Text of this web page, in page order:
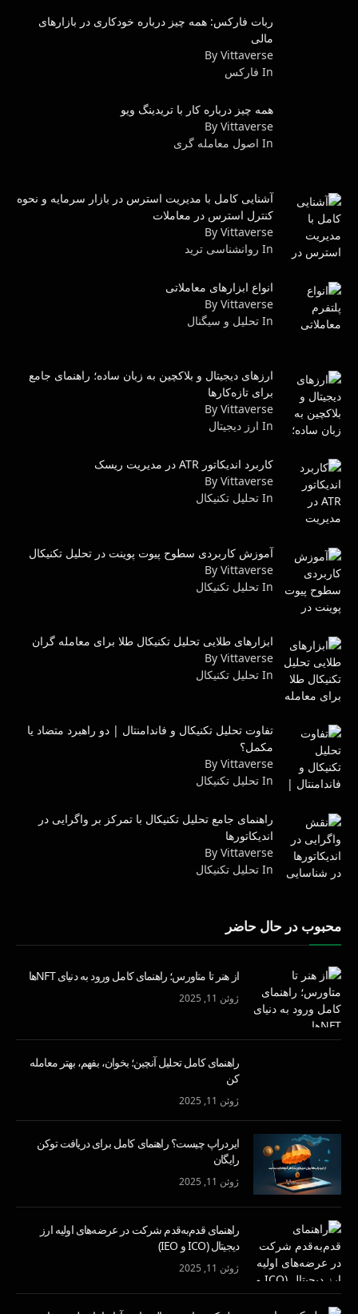
ربات فارکس: همه چیز درباره خودکاری در بازارهای
مالی
By Vittaverse
In فاركس
همه چیز درباره کار با تریدینگ ویو
By Vittaverse
In اصول معامله گرى
آشنایی کامل با مدیریت استرس در بازار سرمایه و نحوه
کنترل استرس در معاملات
By Vittaverse
In روانشناسى ترید
انواع ابزارهای معاملاتی
By Vittaverse
In تحلیل و سیگنال
ارزهای دیجیتال و بلاکچین به زبان ساده؛ راهنمای جامع
برای تازه‌کارها
By Vittaverse
In ارز دیجیتال
کاربرد اندیکاتور ATR در مدیریت ریسک
By Vittaverse
In تحليل تكنيكال
آموزش کاربردی سطوح پیوت پوینت در تحلیل تکنیکال
By Vittaverse
In تحليل تكنيكال
ابزارهای طلایی تحلیل تکنیکال طلا برای معامله گران
By Vittaverse
In تحليل تكنيكال
تفاوت تحلیل تکنیکال و فاندامنتال | دو راهبرد متضاد یا
مکمل؟
By Vittaverse
In تحليل تكنيكال
راهنمای جامع تحلیل تکنیکال با تمرکز بر واگرایی در
اندیکاتورها
By Vittaverse
In تحليل تكنيكال
محبوب در حال حاضر
از هنر تا متاورس؛ راهنمای کامل ورود به دنیای NFTها
ژوئن 11, 2025
راهنمای کامل تحلیل آنچین؛ بخوان، بفهم، بهتر معامله
کن
ژوئن 11, 2025
ایردراپ چیست؟ راهنمای کامل برای دریافت توکن
رایگان
ژوئن 11, 2025
راهنمای قدم‌به‌قدم شرکت در عرضه‌های اولیه ارز
دیجیتال (ICO و IEO)
ژوئن 11, 2025